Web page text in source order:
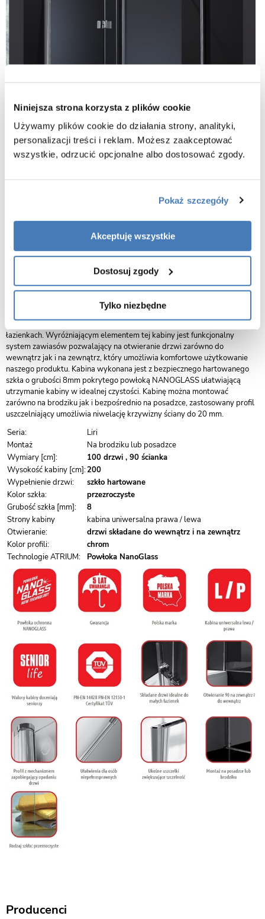
Niniejsza strona korzysta z plików cookie
Używamy plików cookie do działania strony, analityki,
personalizacji treści i reklam. Możesz zaakceptować
wszystkie, odrzucić opcjonalne albo dostosować zgody.
Pokaż szczegóły
Akceptuję wszystkie
Dostosuj zgody
Tylko niezbędne
Kabina prysznicowa Liri to kwadratowa bądź prostokątna kabina z
drzwiami uchylnymi składanymi. Kabina uosabia prostotę formy dla ludzi
ceniących minimalizm, a zarazem funkcjonalność produktu.
Zaprojektowane składane drzwi pozwalają uzyskać wygodną szerokość
wejścia, jednocześnie pozwalając na zastosowanie kabiny w mniejszych
łazienkach. Wyróżniającym elementem tej kabiny jest funkcjonalny
system zawiasów pozwalający na otwieranie drzwi zarówno do
wewnątrz jak i na zewnątrz, który umożliwia komfortowe użytkowanie
naszego produktu. Kabina wykonana jest z bezpiecznego hartowanego
szkła o grubości 8mm pokrytego powłoką NANOGLASS ułatwiającą
utrzymanie kabiny w idealnej czystości. Kabinę można montować
zarówno na brodziku jak i bezpośrednio na posadzce, zastosowany profil
uszczelniający umożliwia niwelację krzywizny ściany do 20 mm.
Seria:
Liri
Montaż
Na brodziku lub posadzce
Wymiary [cm]:
100 drzwi , 90 ścianka
Wysokość kabiny [cm]:200
Wypełnienie drzwi:
szkło hartowane
Kolor szkła:
przezroczyste
Grubość szkła [mm]:
8
Strony kabiny
kabina uniwersalna prawa / lewa
Otwieranie:
drzwi składane do wewnątrz i na zewnątrz
Kolor profili:
chrom
Technologie ATRIUM:
Powłoka NanoGlass
Producenci